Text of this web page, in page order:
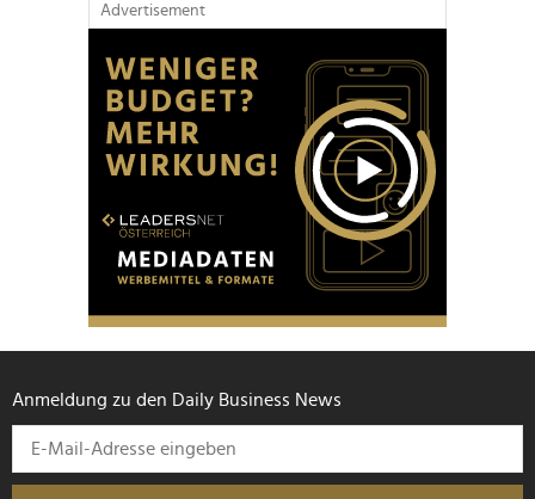
Advertisement
Anmeldung zu den Daily Business News